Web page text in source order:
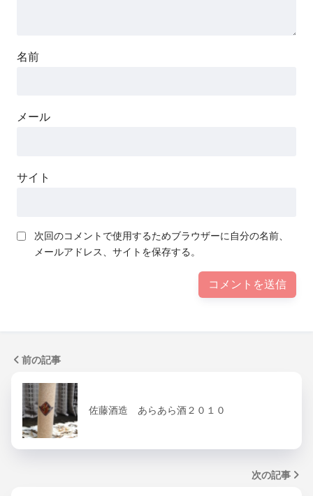
名前
メール
サイト
次回のコメントで使用するためブラウザーに自分の名前、
メールアドレス、サイトを保存する。
前の記事
佐藤酒造 あらあら酒２０１０
次の記事